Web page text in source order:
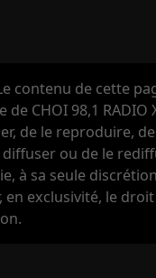
contenu de cette
CHOI 98,1 RADIO
de le reproduire,
ou de le
à sa seule
en exclusivité, le